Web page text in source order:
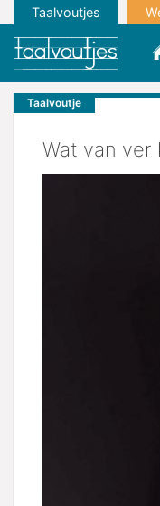
Taalvoutjes
Taalvoutje
Wat van ver